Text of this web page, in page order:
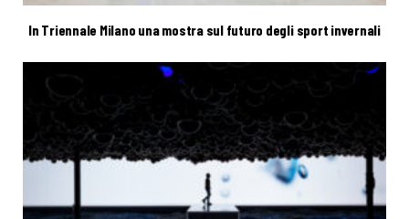
In Triennale Milano una mostra sul futuro degli sport invernali